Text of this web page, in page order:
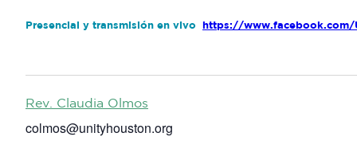
Presencial y transmisión en vivo https://www.facebook.com/
Rev. Claudia Olmos
colmos@unityhouston.org